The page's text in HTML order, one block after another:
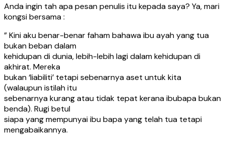
Anda ingin tah apa pesan penulis itu kepada saya? Ya, mari
kongsi bersama :
” Kini aku benar-benar faham bahawa ibu ayah yang tua
bukan beban dalam
kehidupan di dunia, lebih-lebih lagi dalam kehidupan di
akhirat. Mereka
bukan ‘liabiliti’ tetapi sebenarnya aset untuk kita
(walaupun istilah itu
sebenarnya kurang atau tidak tepat kerana ibubapa bukan
benda). Rugi betul
siapa yang mempunyai ibu bapa yang telah tua tetapi
mengabaikannya.